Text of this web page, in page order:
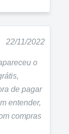
22/11/2022
o
de pagar
entender,
compras